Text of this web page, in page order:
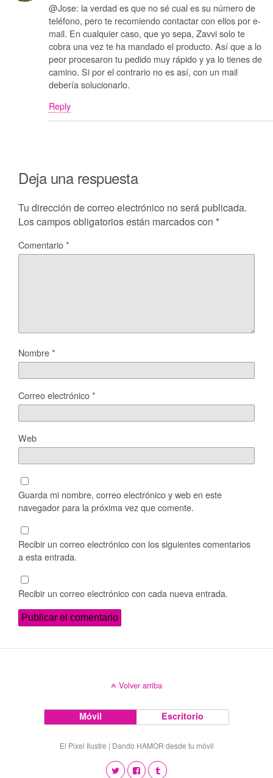
@Jose: la verdad es que no sé cual es su número de
teléfono, pero te recomiendo contactar con ellos por e-
mail. En cualquier caso, que yo sepa, Zavvi solo te
cobra una vez te ha mandado el producto. Así que a lo
peor procesaron tu pedido muy rápido y ya lo tienes de
camino. Si por el contrario no es así, con un mail
debería solucionarlo.
Reply
Deja una respuesta
Tu dirección de correo electrónico no será publicada.
Los campos obligatorios están marcados con *
Comentario*
Nombre*
Correo electrónico*
Web
Guarda mi nombre, correo electrónico y web en este
navegador para la próxima vez que comente.
Recibir un correo electrónico con los siguientes comentarios
a esta entrada.
Recibir un correo electrónico con cada nueva entrada.
Volver arriba
Móvil Escritorio
El Pixel Ilustre | Dando HAMOR desde tu móvil